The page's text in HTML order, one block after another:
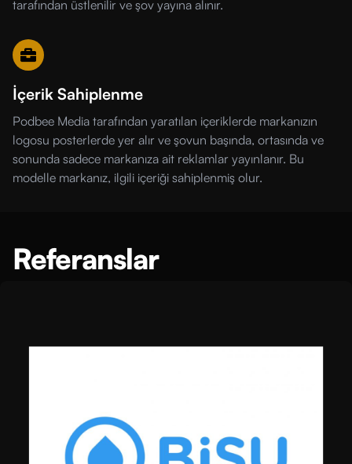
tarafından üstlenilir ve şov yayına alınır.
İçerik Sahiplenme
Podbee Media tarafından yaratılan içeriklerde markanızın
logosu posterlerde yer alır ve şovun başında, ortasında ve
sonunda sadece markanıza ait reklamlar yayınlanır. Bu
modelle markanız, ilgili içeriği sahiplenmiş olur.
Referanslar